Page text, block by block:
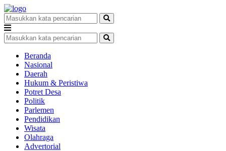
Beranda
Nasional
Daerah
Hukum & Peristiwa
Potret Desa
Politik
Parlemen
Pendidikan
Wisata
Olahraga
Advertorial